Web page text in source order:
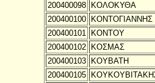
200400098
ΚΟΛΟΚΥΘΑ
200400100
ΚΟΝΤΟΓΙΑΝΝΗΣ
200400101
ΚΟΝΤΟΥ
200400102
ΚΟΣΜΑΣ
200400103
ΚΟΥΒΑΤΗ
200400105